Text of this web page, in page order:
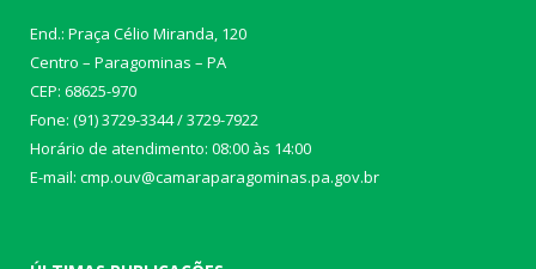
End.: Praça Célio Miranda, 120
Centro – Paragominas – PA
CEP: 68625-970
Fone: (91) 3729-3344 / 3729-7922
Horário de atendimento: 08:00 às 14:00
E-mail: cmp.ouv@camaraparagominas.pa.gov.br